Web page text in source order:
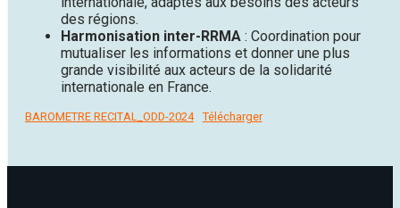
des régions.
Harmonisation inter-RRMA : Coordination pour
mutualiser les informations et donner une plus
grande visibilité aux acteurs de la solidarité
internationale en France.
BAROMETRE RECITAL_ODD-2024 Télécharger